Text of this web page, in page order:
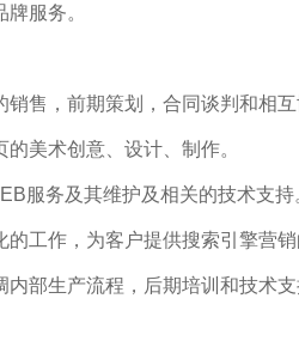
服务。
，前期策划，合同谈判和相互
美术创意、设计、制作。
务及其维护及相关的技术支持
作，为客户提供搜索引擎营销
生产流程，后期培训和技术支